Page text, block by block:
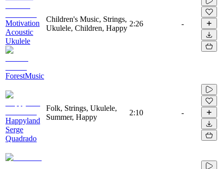
Motivation
Acoustic
Ukulele
ForestMusic
Children's Music, Strings,
Ukulele, Children, Happy
2:26 -
Happyland
Serge
Quadrado
Folk, Strings, Ukulele,
Summer, Happy
2:10 -